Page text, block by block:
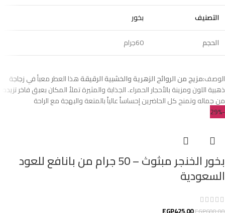
التصنيف
بخور
الحجم
60جرام
الوصف:مزيج من الروائح الزهرية والخشبية الرقيقةهذا العطر معبأ في زجاجة
ذهبية اللون ومزينة بالأحجار الحمراء. الجذابة والمثيرة تملأ المكان بعبق فاخر تزيده
من جماله وتمنح كل الحاضرين إحساساً عالياً بالمتعة والبهجة مع الراحة
-29%
بخور الخنجر مبثوث – 50 جرام من بانافع للعود
السعودية